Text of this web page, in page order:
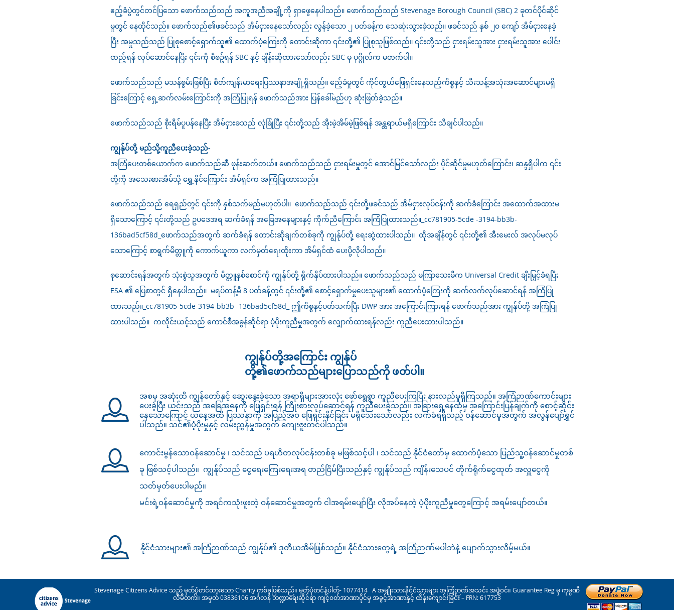
ဧည့်ခံပွဲတွင်တင်ပြသော ဖောက်သည်သည် အကူအညီအချို့ကို ရှာဖွေနေပါသည်။ ဖောက်သည်သည် Stevenage Borough Council (SBC) 2 ခုတင်ပိုင်ဆိုင်
မှုတွင် နေထိုင်သည်။ ဖောက်သည်၏ဖခင်သည် အိမ်ငှားနေသော်လည်း လွန်ခဲ့သော ၂ ပတ်ခန့်က သေဆုံးသွားခဲ့သည်။ ဖခင်သည် နှစ် ၂၀ ကျော် အိမ်ငှားနေခဲ့
ပြီး အမှုသည်သည် ပြုစုစောင့်ရှောက်သူ၏ ထောက်ပံ့ကြေးကို တောင်းဆိုကာ ၎င်းတို့၏ ပြုစုသူဖြစ်သည်။ ၎င်းတို့သည် ငှားရမ်းသူအား ငှားရမ်းသူအား ပေါင်း
ထည့်ရန် လုပ်ဆောင်နေပြီး ၎င်းကို စီစဥ်ရန် SBC နှင့် ချိန်းဆိုထားသော်လည်း SBC မှ ပုဂ္ဂိုလ်က မတက်ပါ။
ဖောက်သည်သည် မသန်စွမ်းဖြစ်ပြီး စိတ်ကျန်းမာရေးပြဿနာအချို့ရှိသည်။ ဧည့်ခံမှုတွင် ကိုင်တွယ်ဖြေရှင်းနေသည့်ကိစ္စနှင့် သီးသန့်အသုံးအဆောင်များမရှိ
ခြင်းကြောင့် ရှေ့ဆက်လမ်းကြောင်းကို အကြံပြုရန် ဖောက်သည်အား ပြန်ခေါ်မည်ဟု ဆုံးဖြတ်ခဲ့သည်။
ဖောက်သည်သည် စိုးရိမ်ပူပန်နေပြီး အိမ်ငှားခသည် လုံခြုံပြီး ၎င်းတို့သည် အိုးမဲ့အိမ်မဲ့ဖြစ်ရန် အန္တရာယ်မရှိကြောင်း သိချင်ပါသည်။
ကျွန်ုပ်တို့ မည်သို့ကူညီပေးခဲ့သည်-
အကြံပေးတစ်ယောက်က ဖောက်သည်ဆီ ဖုန်းဆက်တယ်။ ဖောက်သည်သည် ငှားရမ်းမှုတွင် အောင်မြင်သော်လည်း ပိုင်ဆိုင်မှုမဟုတ်ကြောင်း၊ ဆန္ဒရှိပါက ၎င်း
တို့ကို အသေးစားအိမ်သို့ ရွှေ့နိုင်ကြောင်း အိမ်ရှင်က အကြံပြုထားသည်။
ဖောက်သည်သည် ရေရှည်တွင် ၎င်းကို နှစ်သက်မည်မဟုတ်ပါ။ ဖောက်သည်သည် ၎င်းတို့ဖခင်သည် အိမ်ငှားလုပ်ငန်းကို ဆက်ခံကြောင်း အထောက်အထားမ
ရှိသောကြောင့် ၎င်းတို့သည် ဥပဒေအရ ဆက်ခံရန် အခြေအနေများနှင့် ကိုက်ညီကြောင်း အကြံပြုထားသည်။_cc781905-5cde -3194-bb3b-
136bad5cf58d_ ဖောက်သည်အတွက် ဆက်ခံရန် တောင်းဆိုချက်တစ်ခုကို ကျွန်ုပ်တို့ ရေးဆွဲထားပါသည်။ ထိုအချိန်တွင် ၎င်းတို့၏ အီးမေးလ် အလုပ်မလုပ်
သောကြောင့် စာရွက်မိတ္တူကို ကောက်ယူကာ လက်မှတ်ရေးထိုးကာ အိမ်ရှင်ထံ ပေးပို့လိုပါသည်။
စုဆောင်းရန်အတွက် သုံးစွဲသူအတွက် မိတ္တူနှစ်စောင်ကို ကျွန်ုပ်တို့ ရိုက်နှိပ်ထားပါသည်။ ဖောက်သည်သည် မကြာသေးမီက Universal Credit ချီးမြှင့်ခံရပြီး
ESA ၏ ပြေစာတွင် ရှိနေပါသည်။ မရပ်တန့်မီ 8 ပတ်ခန့်တွင် ၎င်းတို့၏ စောင့်ရှောက်မှုပေးသူများ၏ ထောက်ပံ့ကြေးကို ဆက်လက်လုပ်ဆောင်ရန် အကြံပြု
ထားသည်။_cc781905-5cde-3194-bb3b -136bad5cf58d_ ဤကိစ္စနှင့်ပတ်သက်ပြီး DWP အား အကြောင်းကြားရန် ဖောက်သည်အား ကျွန်ုပ်တို့ အကြံပြု
ထားပါသည်။ ကလိုင်းယင့်သည် ကောင်စီအခွန်ဆိုင်ရာ ပံ့ပိုးကူညီမှုအတွက် လျှောက်ထားရန်လည်း ကူညီပေးထားပါသည်။
ကျွန်ုပ်တို့အကြောင်း ကျွန်ုပ်
တို့၏ဖောက်သည်များပြောသည်ကို ဖတ်ပါ။
အစမှ အဆုံးထိ ကျွန်တော်နှင့် ဆွေးနွေးခဲ့သော အရာရှိများအားလုံး ဖော်ရွေစွာ ကူညီပေးကြပြီး နားလည်မှုရှိကြသည်။ အကြံဉာဏ်ကောင်းများ
ပေးခဲ့ပြီး ယင်းသည် အခြေအနေကို ဖြေရှင်းရန် ကြိုးစားလုပ်ဆောင်ရန် ကူညီပေးခဲ့သည်။ အခြားရှေ့နေထံမှ အကြောင်းပြန်ချက်ကို စောင့်ဆိုင်း
နေသောကြောင့် ယနေ့အထိ ပြဿနာကို အပြည့်အဝ ဖြေရှင်းနိုင်ခြင်း မရှိသေးသော်လည်း လက်ခံရရှိသည့် ဝန်ဆောင်မှုအတွက် အလွန်ပျော်ရွှင်
ပါသည်။ သင်၏ပံ့ပိုးမှုနှင့် လမ်းညွှန်မှုအတွက် ကျေးဇူးတင်ပါသည်။
ကောင်းမွန်သောဝန်ဆောင်မှု ၊ သင်သည် ပရဟိတလုပ်ငန်းတစ်ခု မဖြစ်သင့်ပါ ၊ သင်သည် နိုင်ငံတော်မှ ထောက်ပံ့သော ပြည်သူ့ဝန်ဆောင်မှုတစ်
ခု ဖြစ်သင့်ပါသည်။ ကျွန်ုပ်သည် ငွေရေးကြေးရေးအရ တည်ငြိမ်ပြီးသည်နှင့် ကျွန်ုပ်သည် ကျိန်းသေပင် တိုက်ရိုက်ငွေထုတ် အလှူငွေကို
သတ်မှတ်ပေးပါမည်။
မင်းရဲ့ဝန်ဆောင်မှုကို အရင်ကသုံးဖူးတဲ့ ဝန်ဆောင်မှုအတွက် ငါအရမ်းပျော်ပြီး လိုအပ်နေတဲ့ ပံ့ပိုးကူညီမှုတွေကြောင့် အရမ်းပျော်တယ်။
နိုင်ငံသားများ၏ အကြံဉာဏ်သည် ကျွန်ုပ်၏ ဒုတိယအိမ်ဖြစ်သည်။ နိုင်ငံသားတွေရဲ့ အကြံဉာဏ်မပါဘဲနဲ့ ပျောက်သွားလိမ့်မယ်။
Stevenage Citizens Advice သည် မှတ်ပုံတင်ထားသော Charity တစ်ခုဖြစ်သည်။ မှတ်ပုံတင်နံပါတ်- 1077414 A အမျိုးသားနိုင်ငံသားများ အကြံဉာဏ်အသင်း အဖွဲ့ဝင်။ Guarantee Reg မှ ကုမ္ပဏီ
လီမိတက်။ အမှတ် 03836106 အင်္ဂလန် ဘဏ္ဍာရေးဆိုင်ရာ ကျင့်ဝတ်အာဏာပိုင်မှ အခွင့်အာဏာနှင့် ထိန်းကျောင်းခြင်း – FRN: 617753